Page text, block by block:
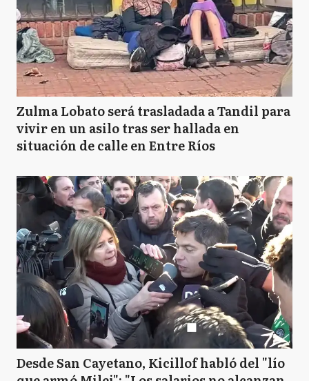
Zulma Lobato será trasladada a Tandil para
vivir en un asilo tras ser hallada en
situación de calle en Entre Ríos
Desde San Cayetano, Kicillof habló del "lío